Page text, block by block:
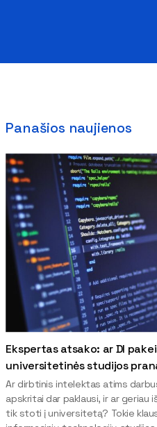
Panašios naujienos
Ekspertas atsako: ar DI
universitetinės studijos
Ar dirbtinis intelektas atims
apskritai dar paklausi, ir ar geriau
tik stoti į universitetą? Tokie